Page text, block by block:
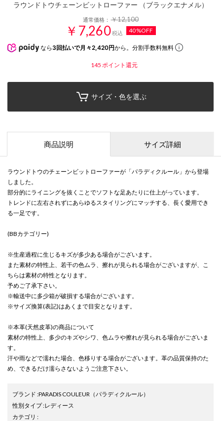
ラウンドトウチェーンビットローファー （ブラックエナメル）
通常価格：￥12,100
￥7,260税込 40%OFF
なら 3回払いで月々2,420円から。分割手数料無料
145 ポイント還元
サイズ・色を選ぶ
商品説明 サイズ詳細
ラウンドトウのチェーンビットローファーが「パラディクルール」から登場
しました。
部分的にライニングを抜くことでソフトな足あたりに仕上がっています。
トレンドに左右されずにあらゆるスタイリングにマッチする、長く愛用でき
る一足です。
(BBカテゴリー)
※生産過程に生じるキズが多少ある場合がございます。
また素材の特性上、若干の色ムラ、擦れが見られる場合がございますが、こ
ちらは素材の特性となります。
予めご了承下さい。
※輸送中に多少箱が破損する場合がございます。
※サイズ換算(表記)はあくまで目安となります。
※本革(天然皮革)の商品について
素材の特性上、多少のキズやシワ、色ムラや擦れが見られる場合がございま
す。
汗や雨などで濡れた場合、色移りする場合がございます。革の品質保持のた
め、できるだけ濡らさないようご注意下さい。
ブランド :PARADIS COULEUR （パラディクルール）
性別タイプ:レディース
カテゴリ :